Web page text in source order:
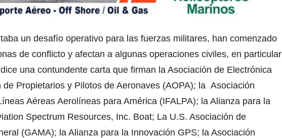
un desafío operativo para las fuerzas militares, han comenzado
de conflicto y afectan a algunas operaciones civiles, en particular
una contundente carta que firman la Asociación de Electrónica
de Propietarios y Pilotos de Aeronaves (AOPA); la Asociación
Aéreas Aerolíneas para América (IFALPA); la Alianza para la
Spectrum Resources, Inc. Boat; La U.S. Asociación de
(GAMA); la Alianza para la Innovación GPS; la Asociación